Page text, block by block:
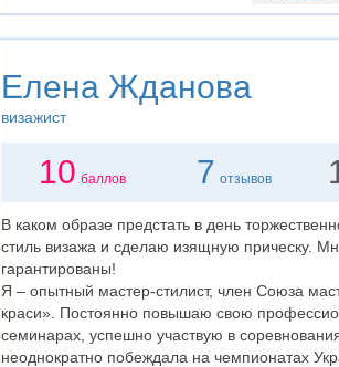
Елена Жданова
визажист
10 баллов 7 отзывов
В каком образе предстать в день
стиль визажа и сделаю изящную прическу.
гарантированы!
Я – опытный мастер-стилист, член Союза
краси». Постоянно повышаю свою
семинарах, успешно участвую в
неоднократно побеждала на чемпионатах